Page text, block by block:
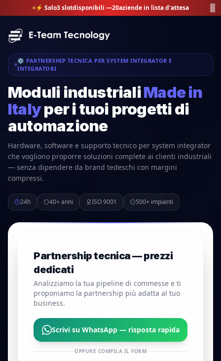
⚡ Solo3slotdisponibili —20aziende in lista d'attesa
⚙️ PARTNERSHIP TECNICA PER SYSTEM INTEGRATOR E
INTEGRATORI
Moduli industrialiMade in
Italyper i tuoi progetti di
automazione
Hardware, software e supporto tecnico per system integrator
che vogliono proporre soluzioni complete ai clienti industriali
— senza dipendere da brand tedeschi con margini
compressi.
24h 40+ anni ISO 9001 500+ impianti
Partnership tecnica — prezzi
dedicati
Analizziamo la tua pipeline di commesse e ti
proponiamo la partnership più adatta al tuo
business.
Scrivi su WhatsApp — risposta rapida
OPPURE COMPILA IL FORM